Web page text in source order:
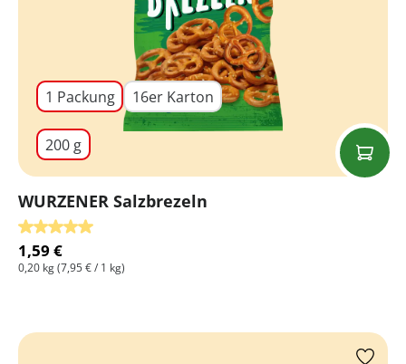
1 Packung 16er Karton
200 g
WURZENER Salzbrezeln
Durchschnittliche Bewertung von 5 von 5 Sternen
1,59 €
0,20 kg(7,95 € / 1 kg)